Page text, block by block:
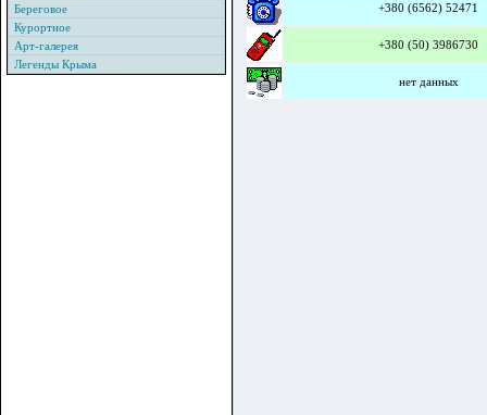
Береговое
Курортное
Арт-галерея
Легенды Крыма
+380 (6562) 52471
+380 (50) 3986730
нет данных